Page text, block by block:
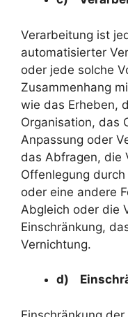
Verarbeitung ist
automatisierter
oder jede solche
Zusammenhang
wie das Erheben,
Organisation, das
Anpassung oder
das Abfragen, die
Offenlegung
oder eine andere
Abgleich oder die
Einschränkung,
Vernichtung.
d)